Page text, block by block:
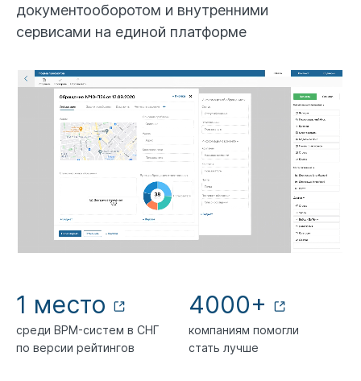
документооборотом и внутренними
сервисами на единой платформе
1 место
среди BPM-систем в СНГ
по версии рейтингов
4000+
компаниям помогли
стать лучше